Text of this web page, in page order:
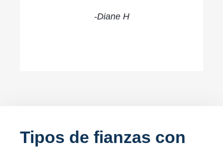
-Diane H
Tipos de fianzas con